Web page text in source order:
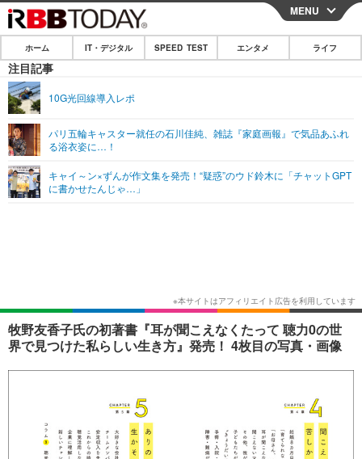
CLOSE
ホーム
IT・デジタル
ネタ
ショッピング その他
SPEED TEST
エンタメ
エンタメTOP
ショッピング その他
ライフ
MENU
ホーム IT・デジタル SPEED TEST エンタメ ライフ
注目記事
10G光回線導入レポ
パリ五輪キャスター就任の石川佳純、雑誌『家庭画報』で気品あふれ
る浴衣姿に…！
キャイ～ン×ずんが作文集を発売！“疑惑”のウド鈴木に「チャットGPT
に書かせたんじゃ…」
牧野友香子氏の初著書『耳が聞こえなくたって 聴力0の世
界で見つけた私らしい生き方』発売！ 4枚目の写真・画像